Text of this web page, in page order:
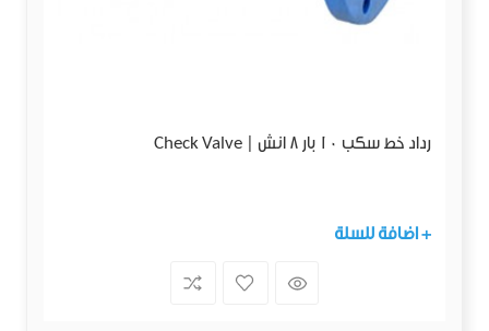
رداد خط سكب 10 بار 8 انش | Check Valve
+ اضافة للسلة